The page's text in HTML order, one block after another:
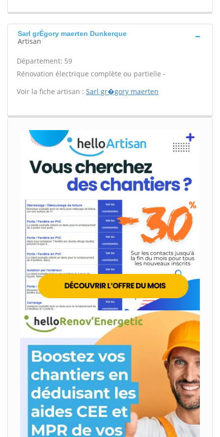
Sarl grÉgory maerten Dunkerque
Artisan
Département: 59
Rénovation électrique complète ou partielle -
Voir la fiche artisan : Sarl gr�gory maerten